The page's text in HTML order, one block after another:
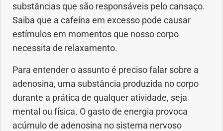
Dieta e nutrição
Doença autoimune
Doenças infecciosas
substâncias que são responsáveis pelo cansaço.
Saiba que a cafeína em excesso pode causar
estímulos em momentos que nosso corpo
necessita de relaxamento.
Para entender o assunto é preciso falar sobre a
adenosina, uma substância produzida no corpo
durante a prática de qualquer atividade, seja
mental ou física. O gasto de energia provoca
acúmulo de adenosina no sistema nervoso